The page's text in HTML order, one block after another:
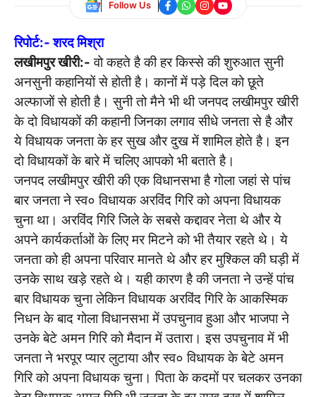
Follow Us
रिपोर्ट:- शरद मिश्रा
लखीमपुर खीरी:- वो कहते है की हर किस्से की शुरुआत सुनी
अनसुनी कहानियों से होती है। कानों में पड़े दिल को छूते
अल्फाजों से होती है। सुनी तो मैने भी थी जनपद लखीमपुर खीरी
के दो विधायकों की कहानी जिनका लगाव सीधे जनता से है और
ये विधायक जनता के हर सुख और दुख में शामिल होते है। इन
दो विधायकों के बारे में चलिए आपको भी बताते है।
जनपद लखीमपुर खीरी की एक विधानसभा है गोला जहां से पांच
बार जनता ने स्व० विधायक अरविंद गिरि को अपना विधायक
चुना था। अरविंद गिरि जिले के सबसे कद्दावर नेता थे और ये
अपने कार्यकर्ताओं के लिए मर मिटने को भी तैयार रहते थे। ये
जनता को ही अपना परिवार मानते थे और हर मुश्किल की घड़ी में
उनके साथ खड़े रहते थे। यही कारण है की जनता ने उन्हें पांच
बार विधायक चुना लेकिन विधायक अरविंद गिरि के आकस्मिक
निधन के बाद गोला विधानसभा में उपचुनाव हुआ और भाजपा ने
उनके बेटे अमन गिरि को मैदान में उतारा। इस उपचुनाव में भी
जनता ने भरपूर प्यार लुटाया और स्व० विधायक के बेटे अमन
गिरि को अपना विधायक चुना। पिता के कदमों पर चलकर उनका